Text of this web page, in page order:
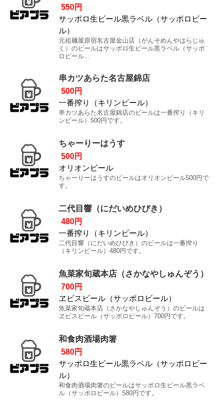
550円
サッポロ生ビール黒ラベル（サッポロビー
ル）
元祖麺屋原宿名古屋金山店（がんそめんやはらじゅ
く）のビールはサッポロ生ビール黒ラベル（サッポ
ロビール...
串カツあらた名古屋錦店
500円
一番搾り（キリンビール）
串カツあらた名古屋錦店のビールは一番搾り（キリ
ンビール）500円です。
ちゃーりーはうす
500円
オリオンビール
ちゃーりーはうすのビールはオリオンビール500円で
す。
二代目響（にだいめひびき）
480円
一番搾り（キリンビール）
二代目響（にだいめひびき）のビールは一番搾り
（キリンビール）480円です。
魚菜家旬蔵本店（さかなやしゅんぞう）
700円
ヱビスビール（サッポロビール）
魚菜家旬蔵本店（さかなやしゅんぞう）のビールは
ヱビスビール（サッポロビール）700円です。
和食肉酒場肉箸
580円
サッポロ生ビール黒ラベル（サッポロビー
ル）
和食肉酒場肉箸のビールはサッポロ生ビール黒ラベ
ル（サッポロビール）580円です。